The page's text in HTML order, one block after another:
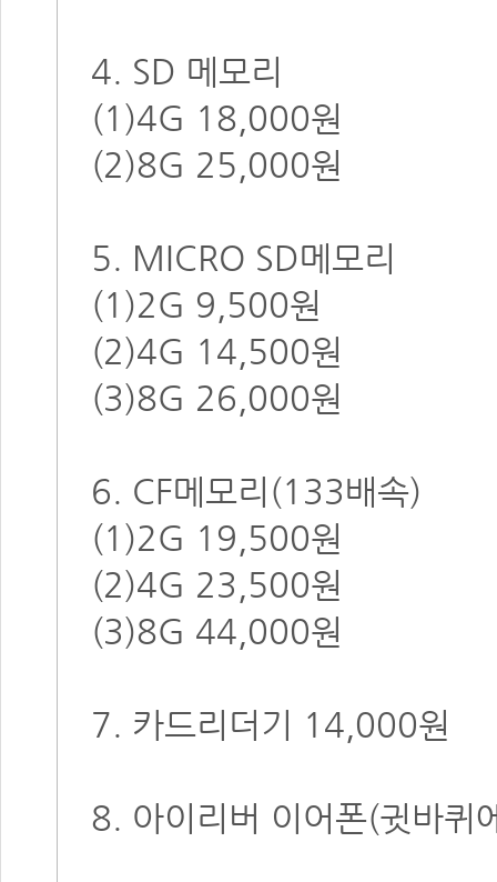
4. SD 메모리
(1)4G 18,000원
(2)8G 25,000원
5. MICRO SD메모리
(1)2G 9,500원
(2)4G 14,500원
(3)8G 26,000원
6. CF메모리(133배속)
(1)2G 19,500원
(2)4G 23,500원
(3)8G 44,000원
7. 카드리더기 14,000원
8. 아이리버 이어폰(귓바